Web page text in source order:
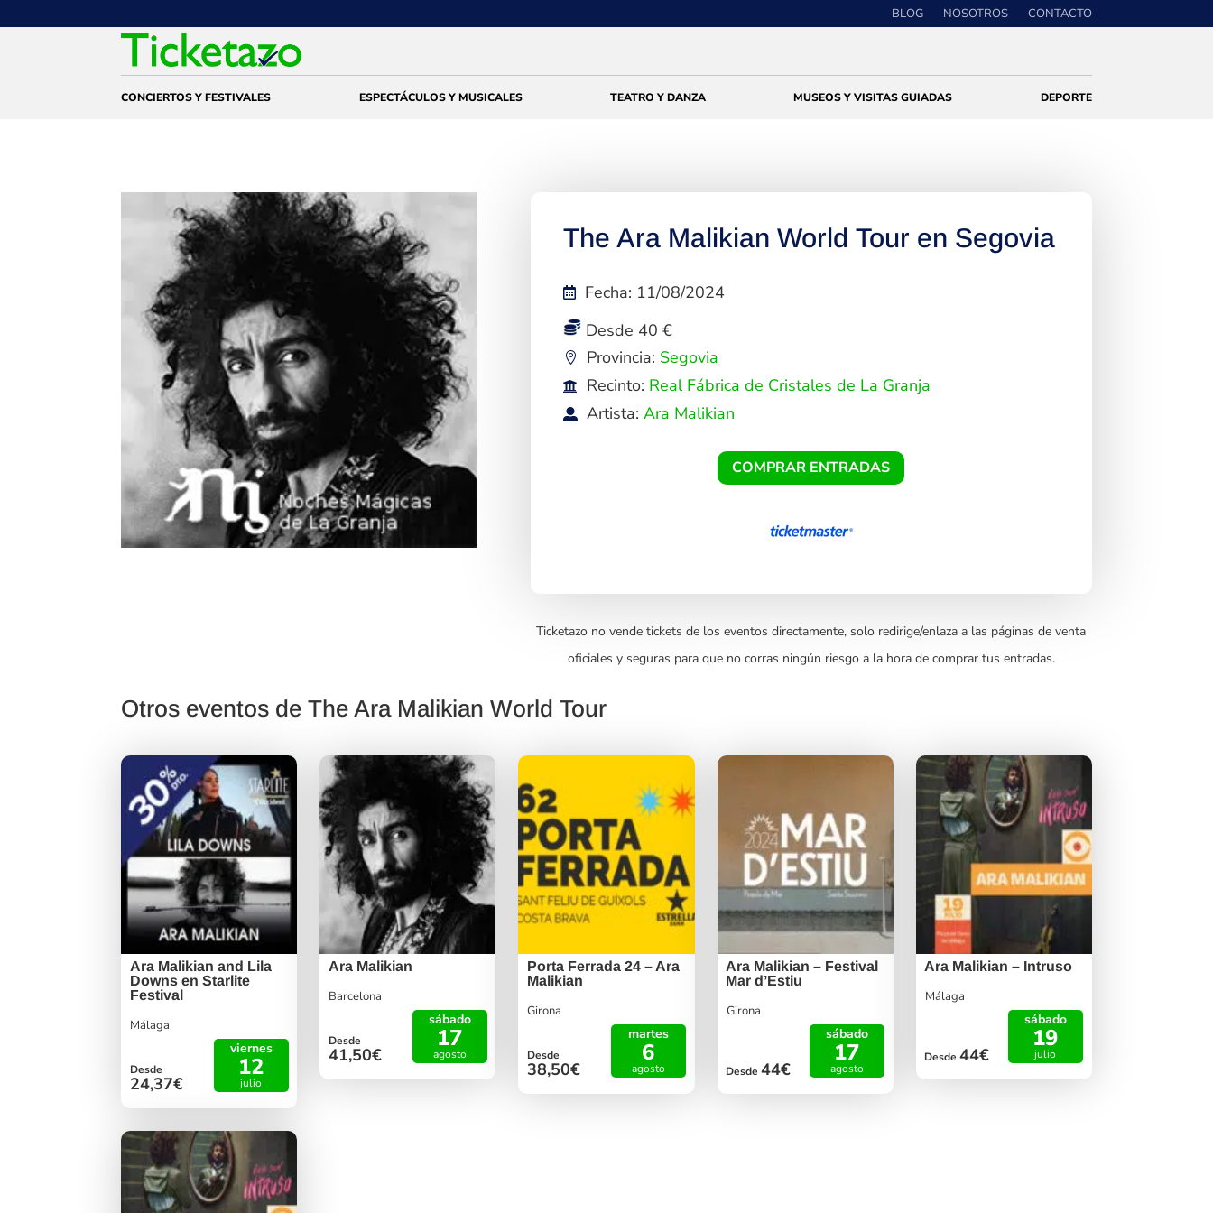
BLOG NOSOTROS CONTACTO
CONCIERTOS Y FESTIVALES ESPECTÁCULOS Y MUSICALES TEATRO Y DANZA MUSEOS Y VISITAS GUIADAS DEPORTE
The Ara Malikian World Tour en Segovia
Fecha: 11/08/2024
Desde 40 €
Provincia: Segovia
Recinto: Real Fábrica de Cristales de La Granja
Artista:Ara Malikian
COMPRAR ENTRADAS
Ticketazo no vende tickets de los eventos directamente, solo redirige/enlaza a las páginas de venta
oficiales y seguras para que no corras ningún riesgo a la hora de comprar tus entradas.
Otros eventos de The Ara Malikian World Tour
Ara Malikian and Lila
Downs en Starlite
Festival
Málaga
Desde
24,37€
viernes
12
julio
Ara Malikian
Barcelona
Desde
41,50€
sábado
17
agosto
Porta Ferrada 24 – Ara
Malikian
Girona
Desde
38,50€
martes
6
agosto
Ara Malikian – Festival
Mar d’Estiu
Girona
Desde 44€
sábado
17
agosto
Ara Malikian – Intruso
Málaga
Desde 44€
sábado
19
julio